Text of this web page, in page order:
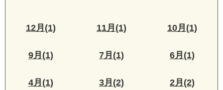
12月(1) 11月(1) 10月(1)
9月(1) 7月(1) 6月(1)
4月(1) 3月(2) 2月(2)